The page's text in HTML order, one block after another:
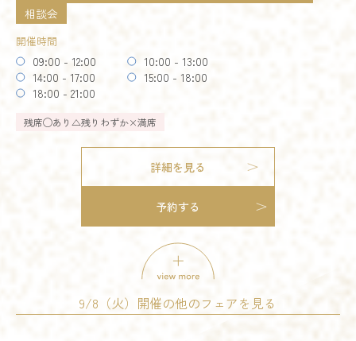
相談会
開催時間
09:00 - 12:00
10:00 - 13:00
14:00 - 17:00
15:00 - 18:00
18:00 - 21:00
残席◯あり △残りわずか×満席
詳細を見る
予約する
9/8（火）開催の他のフェアを見る